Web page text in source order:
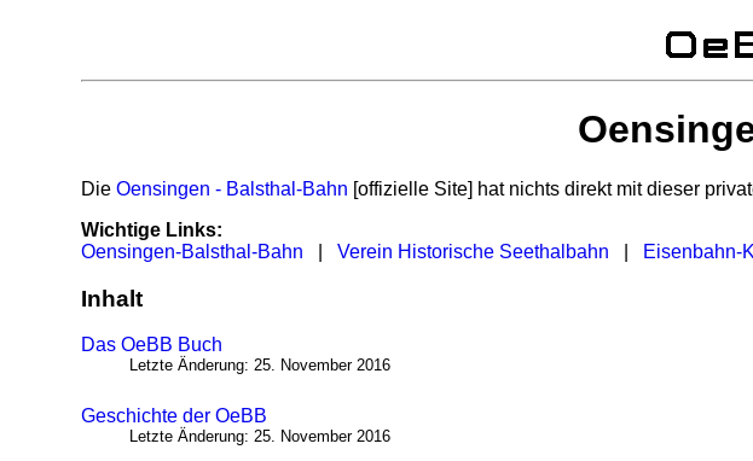
DieOensingen - Balsthal-Bahn [offizielle Site] hat nichts direkt mit dieser
Wichtige Links:
Oensingen-Balsthal-Bahn |Verein Historische Seethalbahn Eisenbahn-
Inhalt
Das OeBB Buch
Letzte Änderung: 25. November 2016
Geschichte der OeBB
Letzte Änderung: 25. November 2016